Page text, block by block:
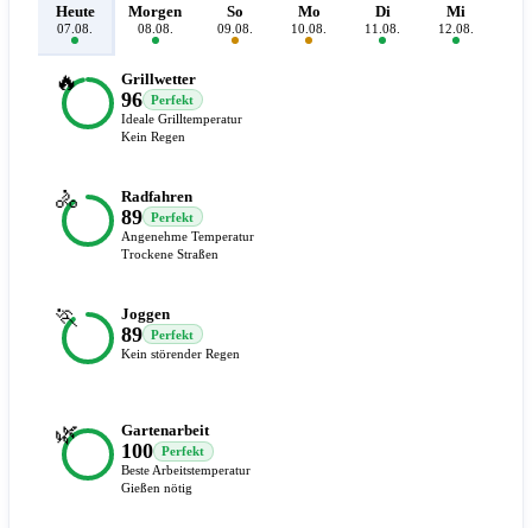
Heute
07.08.
Morgen
08.08.
So
09.08.
Mo
10.08.
Di
11.08.
Mi
12.08.
🔥 Grillwetter
96
Perfekt
Ideale Grilltemperatur
Kein Regen
🚴 Radfahren
89
Perfekt
Angenehme Temperatur
Trockene Straßen
🏃 Joggen
89
Perfekt
Kein störender Regen
🌿 Gartenarbeit
100
Perfekt
Beste Arbeitstemperatur
Gießen nötig